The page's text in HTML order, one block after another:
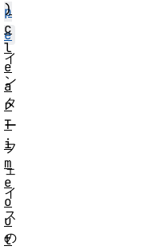
p
e
イ
ン
タ
ー
フ
ェ
イ
ス
の
)
c
l
e
a
r
T
i
m
e
o
u
t